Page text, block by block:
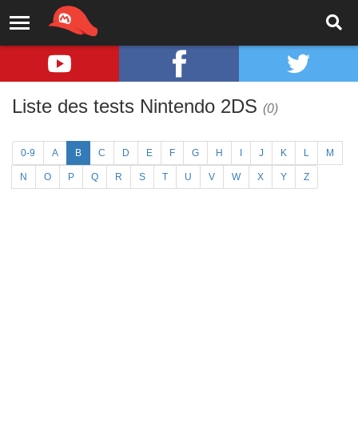
Liste des tests Nintendo 2DS (0)
0-9 A B C D E F G H J K L M
N O P Q R S T U V W X Y Z